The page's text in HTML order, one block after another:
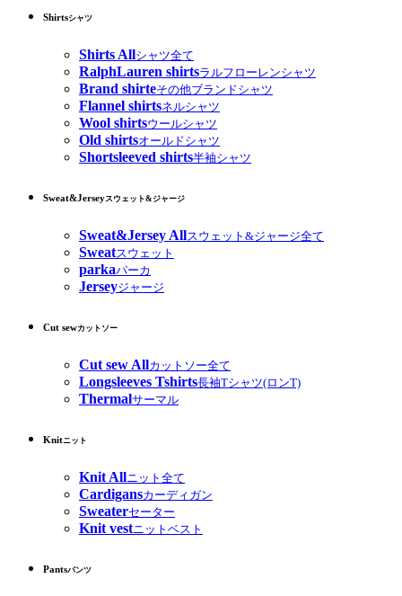
Shirtsシャツ
Shirts Allシャツ全て
RalphLauren shirtsラルフローレンシャツ
Brand shirteその他ブランドシャツ
Flannel shirtsネルシャツ
Wool shirtsウールシャツ
Old shirtsオールドシャツ
Shortsleeved shirts半袖シャツ
Sweat&Jerseyスウェット&ジャージ
Sweat&Jersey Allスウェット&ジャージ全て
Sweatスウェット
parkaパーカ
Jerseyジャージ
Cut sewカットソー
Cut sew Allカットソー全て
Longsleeves Tshirts長袖Tシャツ(ロンT)
Thermalサーマル
Knitニット
Knit Allニット全て
Cardigansカーディガン
Sweaterセーター
Knit vestニットベスト
Pantsパンツ